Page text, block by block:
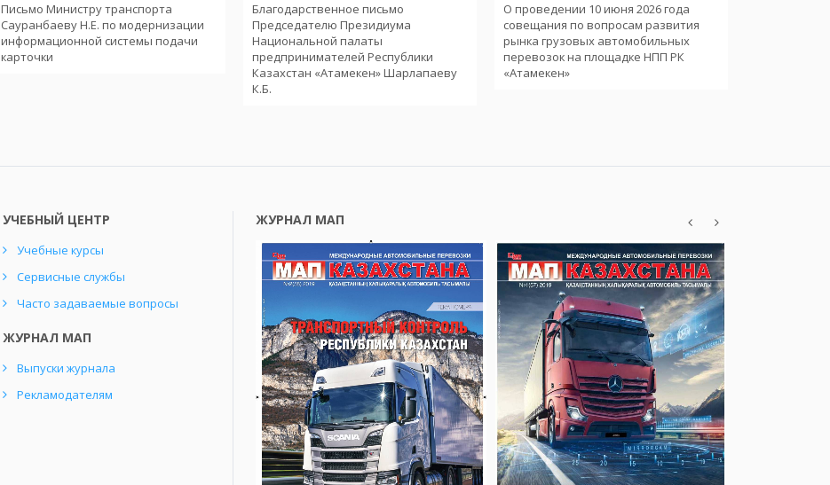
Письмо Министру транспорта
Сауранбаеву Н.Е. по модернизации
информационной системы подачи
карточки
Благодарственное письмо
Председателю Президиума
Национальной палаты
предпринимателей Республики
Казахстан «Атамекен» Шарлапаеву
К.Б.
О проведении 10 июня 2026 года
совещания по вопросам развития
рынка грузовых автомобильных
перевозок на площадке НПП РК
«Атамекен»
УЧЕБНЫЙ ЦЕНТР
Учебные курсы
Сервисные службы
Часто задаваемые вопросы
ЖУРНАЛ МАП
Выпуски журнала
Рекламодателям
ЖУРНАЛ МАП